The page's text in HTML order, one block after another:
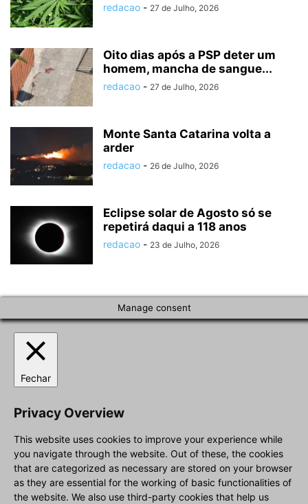
redacao - 27 de Julho, 2026
Oito dias após a PSP deter um
homem, mancha de sangue...
redacao - 27 de Julho, 2026
Monte Santa Catarina volta a
arder
redacao - 26 de Julho, 2026
Eclipse solar de Agosto só se
repetirá daqui a 118 anos
redacao - 23 de Julho, 2026
Manage consent
Fechar
Privacy Overview
This website uses cookies to improve your experience while
you navigate through the website. Out of these, the cookies
that are categorized as necessary are stored on your browser
as they are essential for the working of basic functionalities of
the website. We also use third-party cookies that help us